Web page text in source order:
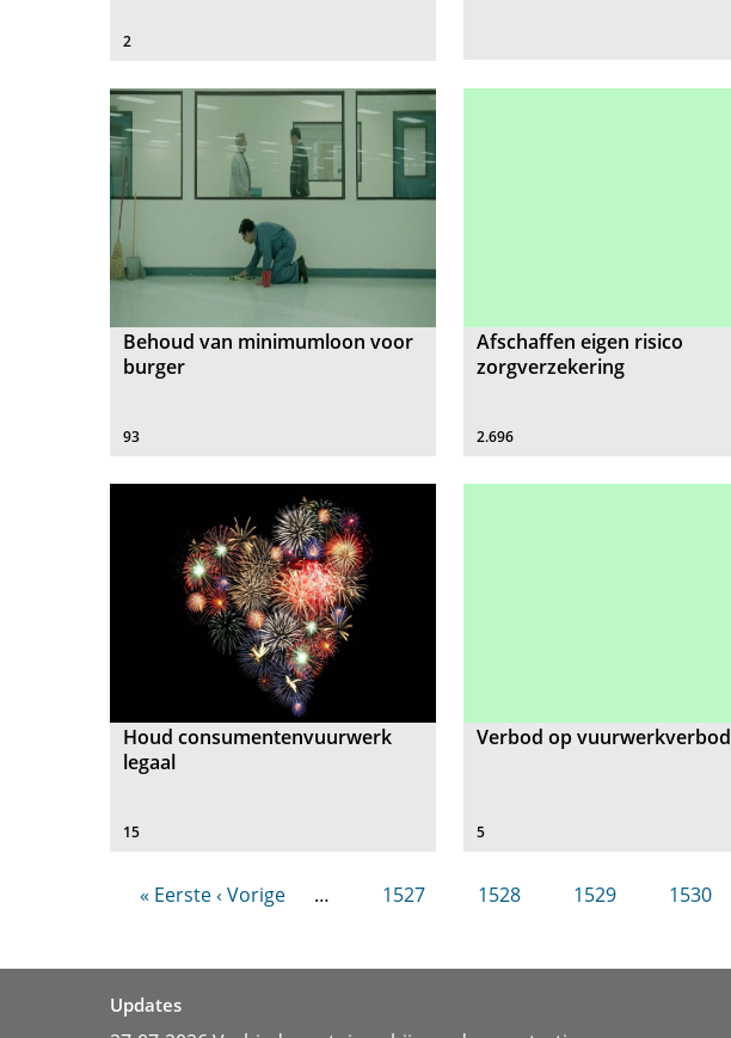
2
Behoud van minimumloon voor
burger
93
Afschaffen eigen risico
zorgverzekering
2.696
Houd consumentenvuurwerk
legaal
15
Verbod op vuurwerkverbod
5
« Eerste ‹ Vorige … 1527 1528 1529 1530
Updates